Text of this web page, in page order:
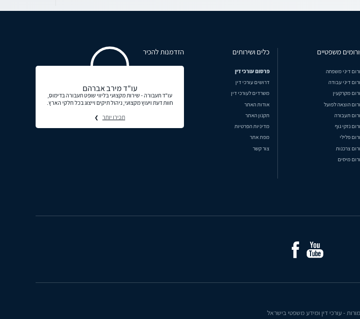
משפטיים
דיני משפחה
דיני עבודה
מקרקעין
הוצאה לפועל
תעבורה
נזקי גוף
פלילי
צרכנות
מיסים
כלים ושירותים
פרסום עורכי דין
דרושים עורכי דין
משרדים לעורכי דין
אודות האתר
תקנון האתר
מדיניות הפרטיות
מפת אתר
צור קשר
הזדמנות להכיר
עו"ד מירב אברהם
עו"ד תעבורה - שירות מקצועי בליווי שופט תעבורה בדימוס,
חוות דעת ויעוץ מקצועי, ניהול תיקים וייצוג בכל חלקי הארץ.
תכירו יותר
- עורכי דין ומידע משפטי בישראל